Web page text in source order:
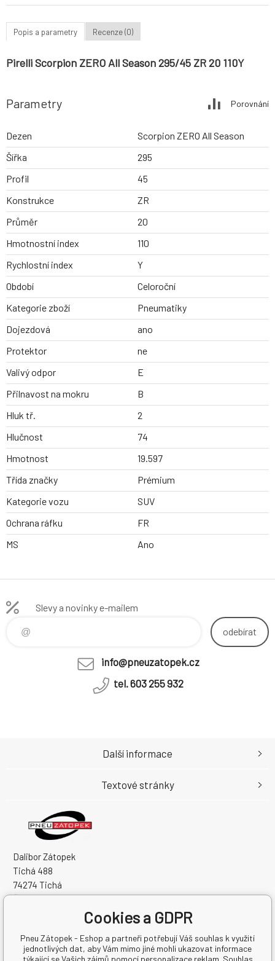
Popis a parametry Recenze (0)
Pirelli Scorpion ZERO All Season 295/45 ZR 20 110Y
Parametry Porovnání
Dezen
Scorpion ZERO All Season
Šířka
295
Profil
45
Konstrukce
ZR
Průměr
20
Hmotnostní index
110
Rychlostní index
Y
Období
Celoroční
Kategorie zboží
Pneumatiky
Dojezdová
ano
Protektor
ne
Valivý odpor
E
Přilnavost na mokru
B
Hluk tř.
2
Hlučnost
74
Hmotnost
19.597
Třída značky
Prémium
Kategorie vozu
SUV
Ochrana ráfku
FR
MS
Ano
Slevy a novinky e-mailem
odebírat
info@pneuzatopek.cz
tel. 603 255 932
Dalibor Zátopek
Tichá 488
74274 Tichá
Česká Republika
DIČ: CZ7504094994
Další informace
Textové stránky
Cookies a GDPR
Pneu Zátopek - Eshop a partneři potřebují Váš souhlas k využití
jednotlivých dat, aby Vám mimo jiné mohli ukazovat informace
týkající se Vašich zájmů pomocí personalizace reklam. Souhlas